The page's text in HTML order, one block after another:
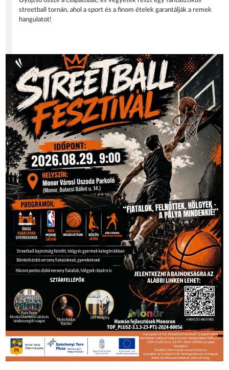
streetball tornán, ahol a sport és a finom ételek garantálják a remek
hangulatot!